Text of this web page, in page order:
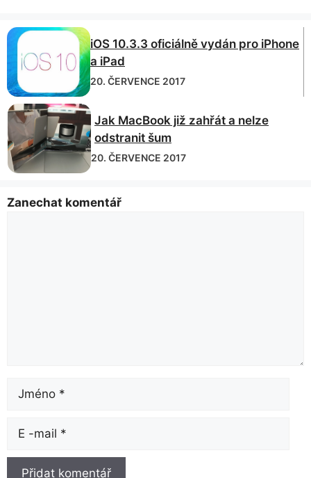
iOS 10.3.3 oficiálně vydán pro iPhone
a iPad
20. ČERVENCE 2017
Jak MacBook již zahřát a nelze
odstranit šum
20. ČERVENCE 2017
Zanechat komentář
název
mailem